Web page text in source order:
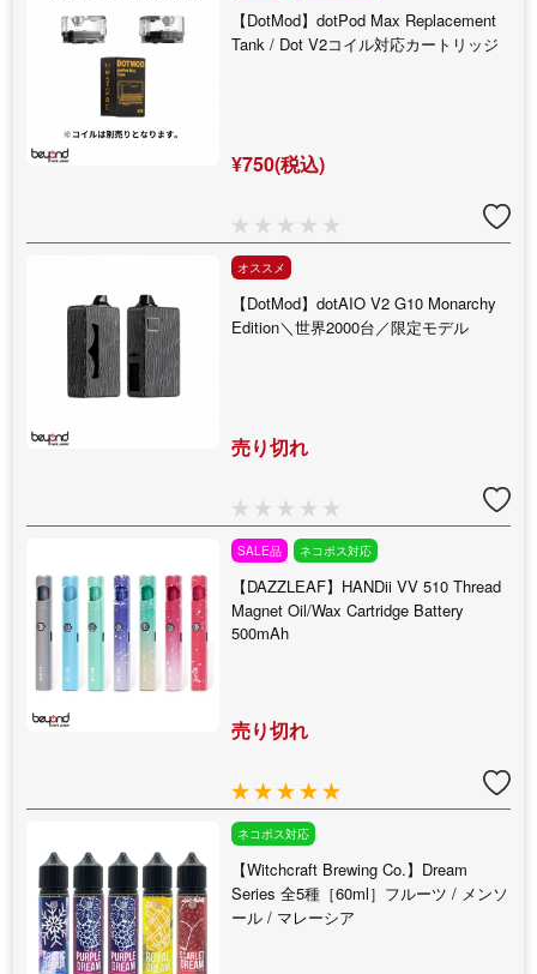
【DotMod】dotPod Max Replacement
Tank / Dot V2コイル対応カートリッジ
¥750(税込)
オススメ
【DotMod】dotAIO V2 G10 Monarchy
Edition＼世界2000台／限定モデル
売り切れ
SALE品 ネコポス対応
【DAZZLEAF】HANDii VV 510 Thread
Magnet Oil/Wax Cartridge Battery
500mAh
売り切れ
ネコポス対応
【Witchcraft Brewing Co.】Dream
Series 全5種［60ml］フルーツ / メンソ
ール / マレーシア